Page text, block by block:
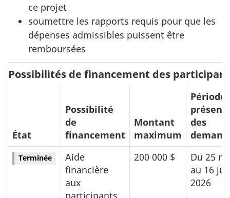
ce projet
soumettre les rapports requis pour que les
dépenses admissibles puissent être
remboursées
Possibilités de financement des
État
Possibilité
de
financement
Montant
maximum
Période
des
Terminée
Aide
financière
aux
participants
200 000 $
Du 25
au 16
2026